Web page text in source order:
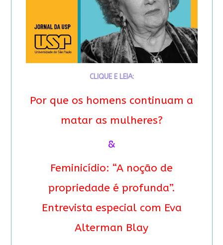
CLIQUE E LEIA:
Por que os homens continuam a
matar as mulheres?
&
Feminicídio: “A noção de
propriedade é profunda”.
Entrevista especial com Eva
Alterman Blay